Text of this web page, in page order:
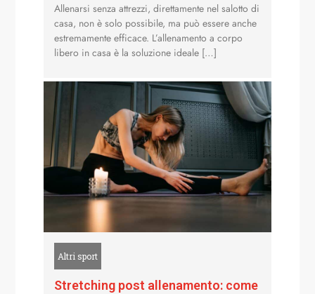
Allenarsi senza attrezzi, direttamente nel salotto di
casa, non è solo possibile, ma può essere anche
estremamente efficace. L’allenamento a corpo
libero in casa è la soluzione ideale […]
Altri sport
Stretching post allenamento: come